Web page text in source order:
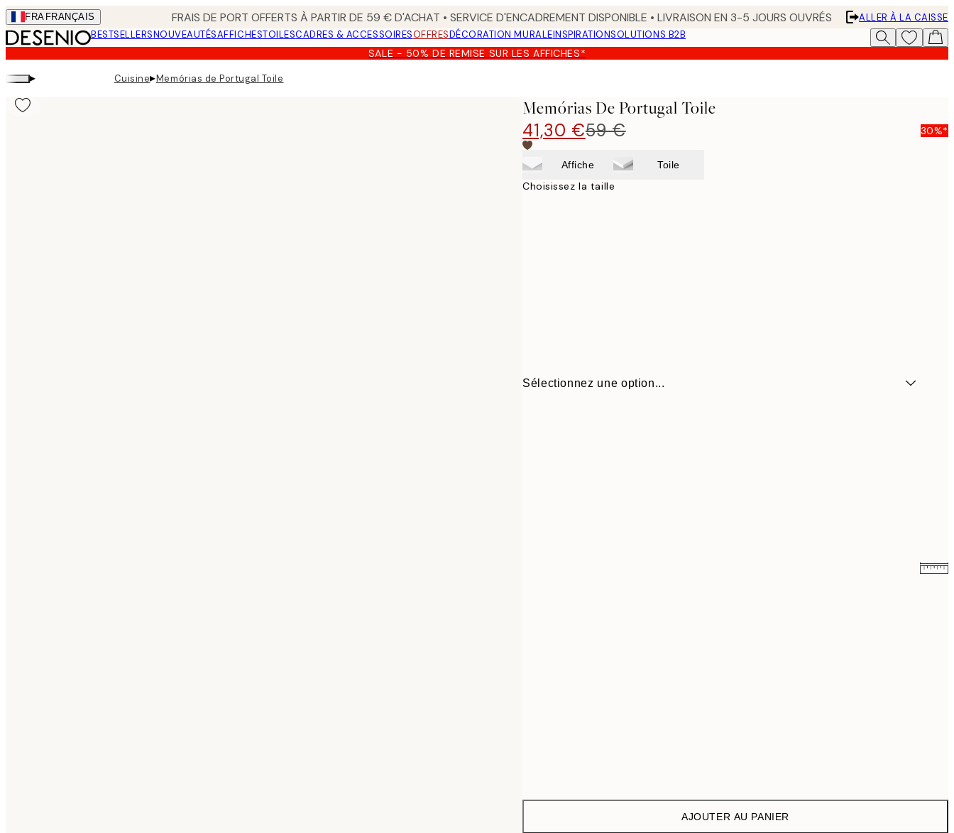
Skip
to
main
content.
FRA FRANÇAIS FRAIS DE PORT OFFERTS À PARTIR DE 59 € D'ACHAT • SERVICE D'ENCADREMENT DISPONIBLE • LIVRAISON EN 3-5 JOURS OUVRÉS
ALLER À LA CAISSE
BESTSELLERSNOUVEAUTÉSAFFICHESTOILESCADRES & ACCESSOIRESOFFRESDÉCORATION MURALEINSPIRATIONSOLUTIONS B2B
SALE - 50% DE REMISE SUR LES AFFICHES*
▸ Cuisine▸Memórias de Portugal Toile
Memórias De Portugal Toile
41,30 €59 € 30%*
Affiche Toile
Choisissez la taille
Sélectionnez une option...
AJOUTER AU PANIER